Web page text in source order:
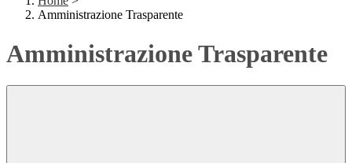
Amministrazione Trasparente
Amministrazione Trasparente